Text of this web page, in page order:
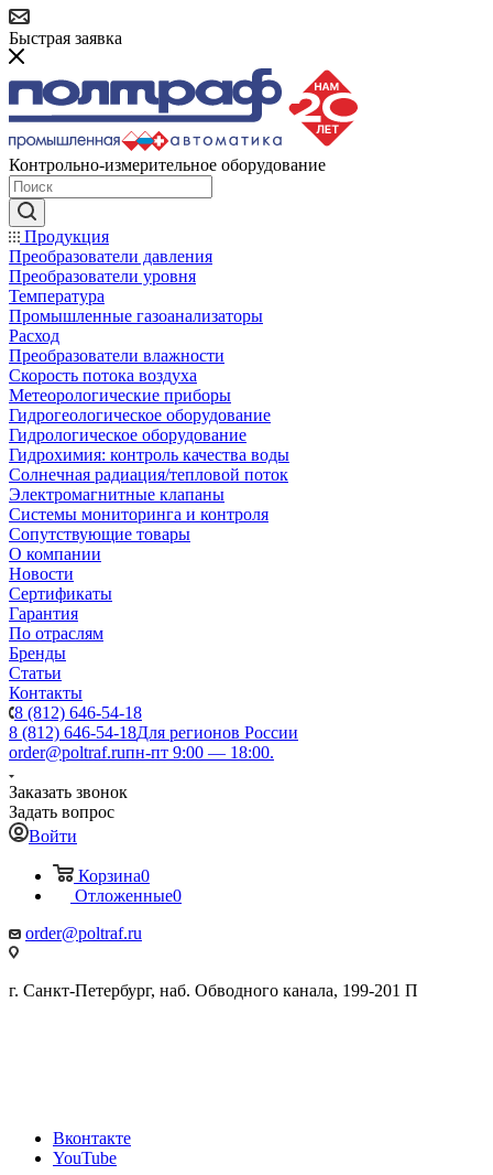
Быстрая заявка
Контрольно-измерительное оборудование
Продукция
Преобразователи давления
Преобразователи уровня
Температура
Промышленные газоанализаторы
Расход
Преобразователи влажности
Скорость потока воздуха
Метеорологические приборы
Гидрогеологическое оборудование
Гидрологическое оборудование
Гидрохимия: контроль качества воды
Солнечная радиация/тепловой поток
Электромагнитные клапаны
Системы мониторинга и контроля
Сопутствующие товары
О компании
Новости
Сертификаты
Гарантия
По отраслям
Бренды
Статьи
Контакты
8 (812) 646-54-18
8 (812) 646-54-18Для регионов России
order@poltraf.ruпн-пт 9:00 — 18:00.
Заказать звонок
Задать вопрос
Войти
Корзина0
Отложенные0
order@poltraf.ru
г. Санкт-Петербург, наб. Обводного канала, 199-201 П
Вконтакте
YouTube